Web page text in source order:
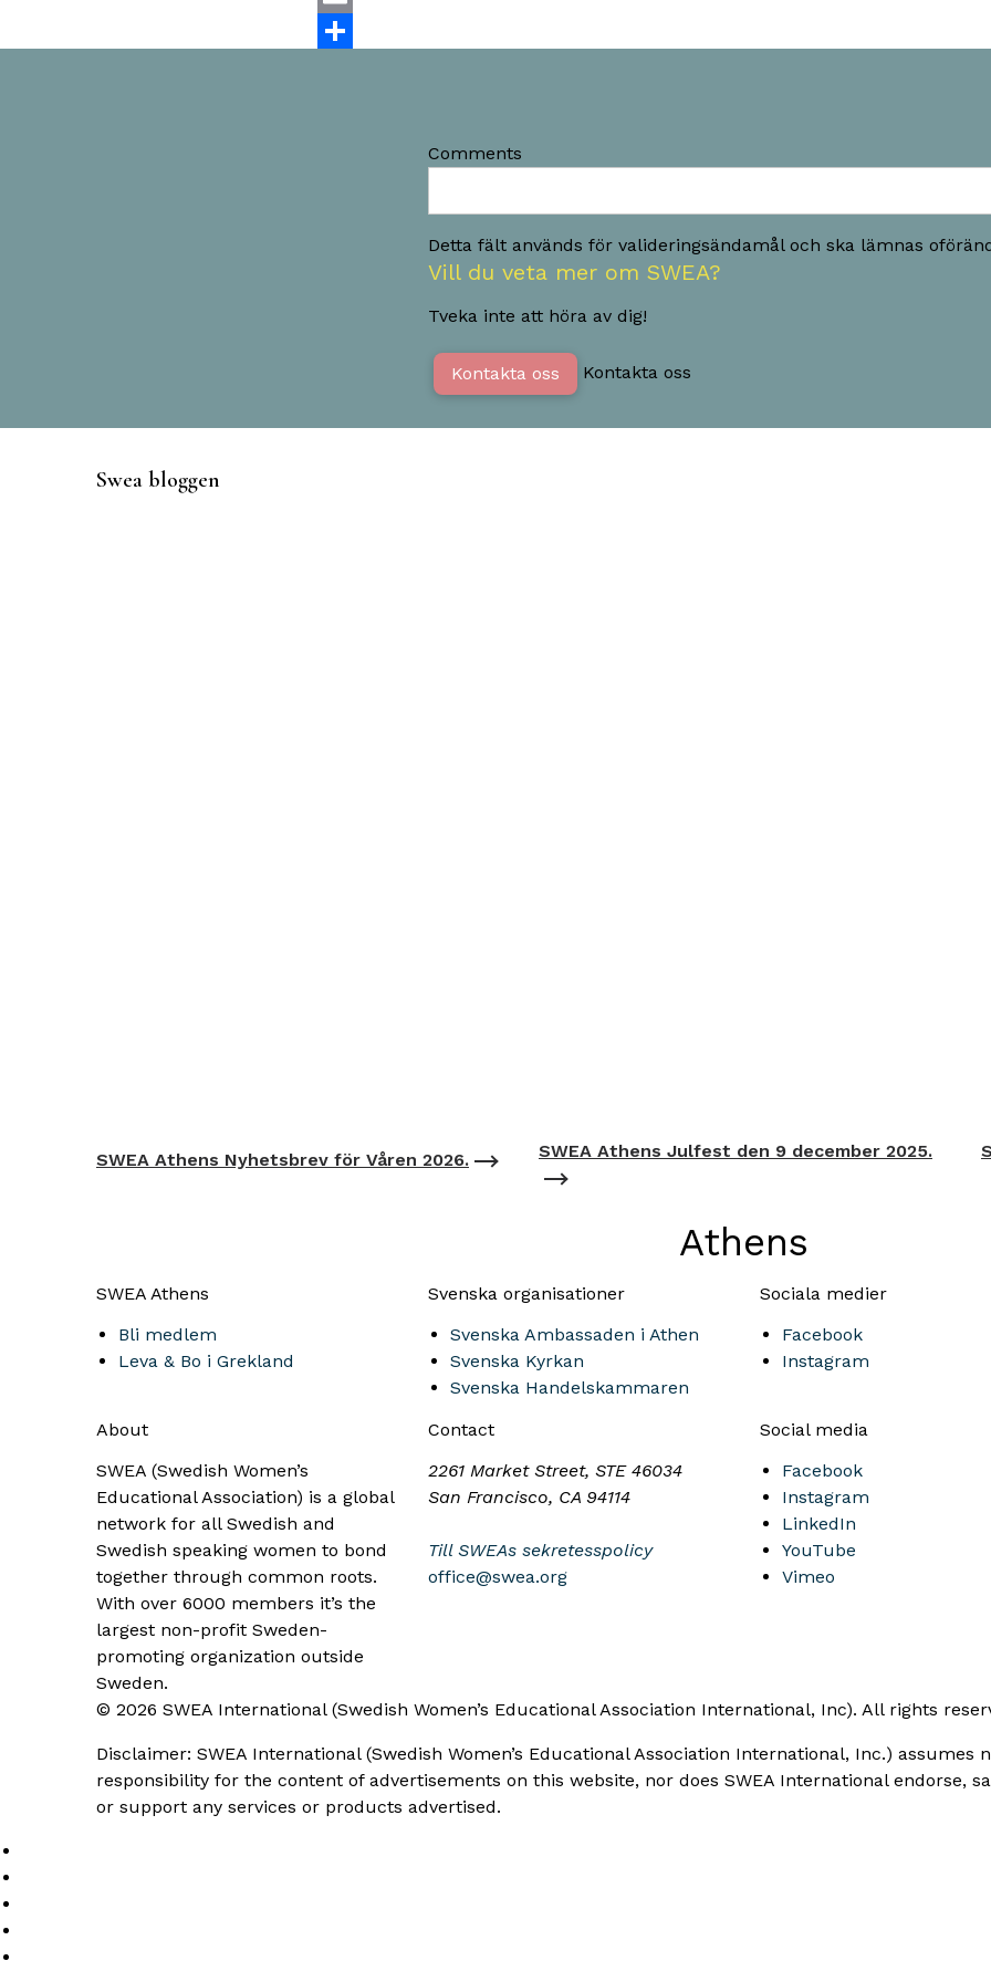
Email
Comments
Detta fält används för valideringsändamål och ska lämnas
Vill du veta mer om SWEA?
Tveka inte att höra av dig!
Kontakta oss Kontakta oss
Swea bloggen
SWEA Athens Nyhetsbrev för Våren 2026. SWEA Athens Julfest den 9 december 2025.
Athens
SWEA Athens
Bli medlem
Leva & Bo i Grekland
Svenska organisationer
Svenska Ambassaden i Athen
Svenska Kyrkan
Svenska Handelskammaren
Sociala medier
Facebook
Instagram
About
SWEA (Swedish Women’s
Educational Association) is a global
network for all Swedish and
Swedish speaking women to bond
together through common roots.
With over 6000 members it’s the
largest non-profit Sweden-
promoting organization outside
Sweden.
Contact
2261 Market Street, STE 46034
San Francisco, CA 94114
Till SWEAs sekretesspolicy
office@swea.org
Social media
Facebook
Instagram
LinkedIn
YouTube
Vimeo
© 2026 SWEA International (Swedish Women’s Educational Association International, Inc). All rights
Disclaimer: SWEA International (Swedish Women’s Educational Association International, Inc.) assumes
responsibility for the content of advertisements on this website, nor does SWEA International endorse,
or support any services or products advertised.